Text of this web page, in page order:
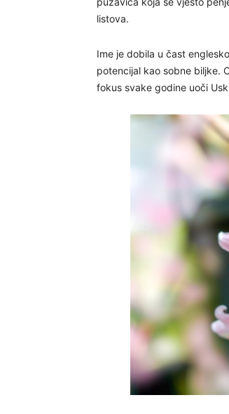
listova.
Ime je dobila u čast
potencijal kao sobne biljke.
fokus svake godine uoči